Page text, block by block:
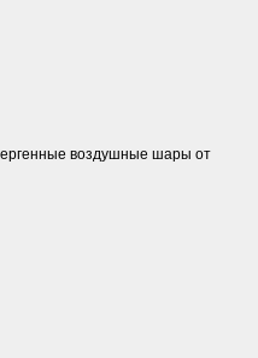
воздушные шары от